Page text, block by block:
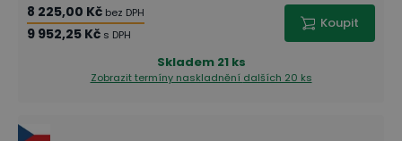
8 225,00 Kč bez DPH
9 952,25 Kč s DPH
Koupit
Skladem 21 ks
Zobrazit termíny naskladnění dalších 20 ks